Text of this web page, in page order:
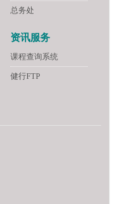
总务处
资讯服务
课程查询系统
健行FTP